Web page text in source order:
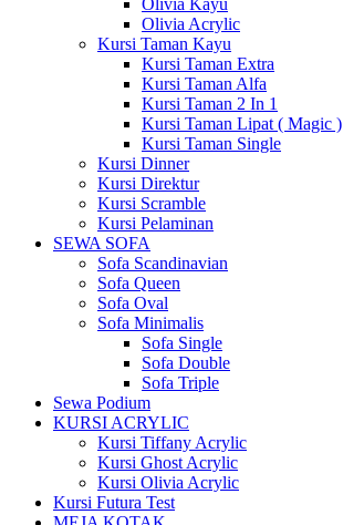
Olivia Kayu
Olivia Acrylic
Kursi Taman Kayu
Kursi Taman Extra
Kursi Taman Alfa
Kursi Taman 2 In 1
Kursi Taman Lipat ( Magic )
Kursi Taman Single
Kursi Dinner
Kursi Direktur
Kursi Scramble
Kursi Pelaminan
SEWA SOFA
Sofa Scandinavian
Sofa Queen
Sofa Oval
Sofa Minimalis
Sofa Single
Sofa Double
Sofa Triple
Sewa Podium
KURSI ACRYLIC
Kursi Tiffany Acrylic
Kursi Ghost Acrylic
Kursi Olivia Acrylic
Kursi Futura Test